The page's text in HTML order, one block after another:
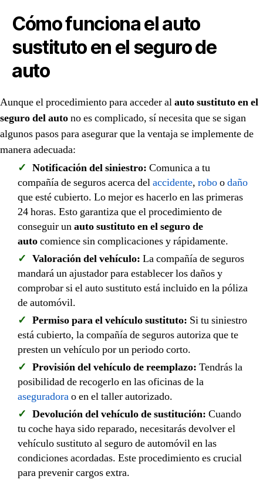
Cómo funciona el auto
sustituto en el seguro de
auto
Aunque el procedimiento para acceder alauto sustituto en el
seguro del autono es complicado, sí necesita que se sigan
algunos pasos para asegurar que la ventaja se implemente de
manera adecuada:
Notificación del siniestro: Comunica a tu
compañía de seguros acerca delaccidente, roboodaño
que esté cubierto. Lo mejor es hacerlo en las primeras
24 horas. Esto garantiza que el procedimiento de
conseguir unauto sustituto en el seguro de
autocomience sin complicaciones y rápidamente.
Valoración del vehículo: La compañía de seguros
mandará un ajustador para establecer los daños y
comprobar si el auto sustituto está incluido en la póliza
de automóvil.
Permiso para el vehículo sustituto: Si tu siniestro
está cubierto, la compañía de seguros autoriza que te
presten un vehículo por un periodo corto.
Provisión del vehículo de reemplazo: Tendrás la
posibilidad de recogerlo en las oficinas de la
aseguradorao en el taller autorizado.
Devolución del vehículo de sustitución: Cuando
tu coche haya sido reparado, necesitarás devolver el
vehículo sustituto al seguro de automóvil en las
condiciones acordadas. Este procedimiento es crucial
para prevenir cargos extra.